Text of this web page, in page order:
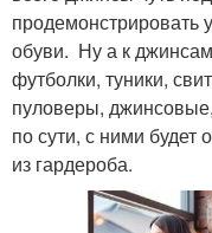
продемонстрировать
обуви. Ну а к
футболки, туники,
пуловеры,
по сути, с ними будет
из гардероба.